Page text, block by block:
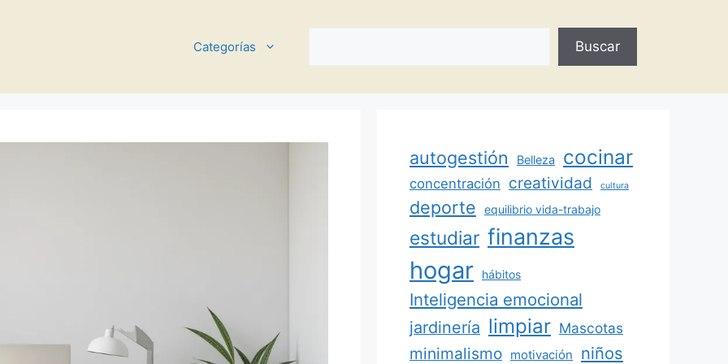
Categorías Buscar
autogestión Belleza cocinar
concentración creatividad cultura
deporte equilibrio vida-trabajo
estudiar finanzas
hogar hábitos
Inteligencia emocional
jardinería limpiar Mascotas
minimalismo motivación niños